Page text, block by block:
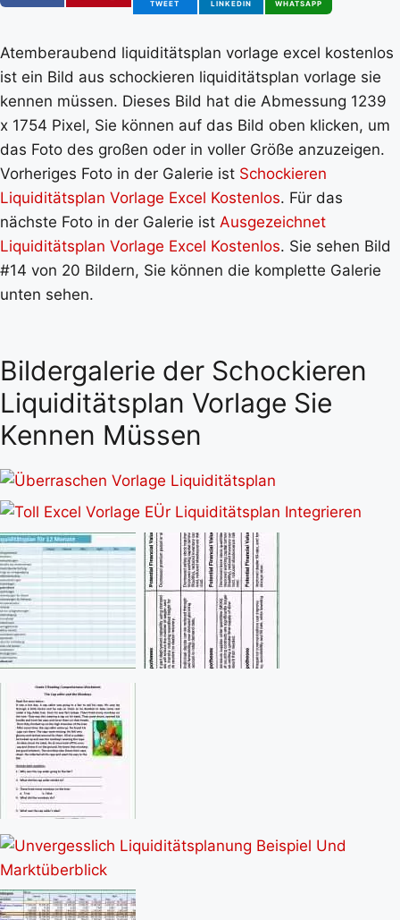
TWEET
LINKEDIN WHATSAPP
Atemberaubend liquiditätsplan vorlage excel kostenlos
ist ein Bild aus schockieren liquiditätsplan vorlage sie
kennen müssen. Dieses Bild hat die Abmessung 1239
x 1754 Pixel, Sie können auf das Bild oben klicken, um
das Foto des großen oder in voller Größe anzuzeigen.
Vorheriges Foto in der Galerie ist Schockieren
Liquiditätsplan Vorlage Excel Kostenlos. Für das
nächste Foto in der Galerie ist Ausgezeichnet
Liquiditätsplan Vorlage Excel Kostenlos. Sie sehen Bild
#14 von 20 Bildern, Sie können die komplette Galerie
unten sehen.
Bildergalerie der Schockieren
Liquiditätsplan Vorlage Sie
Kennen Müssen